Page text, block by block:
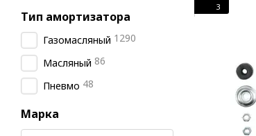
3
Тип амортизатора
Газомасляный 1290
Масляный 86
Пневмо 48
Марка